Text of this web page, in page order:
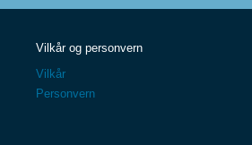
Vilkår og personvern
Vilkår
Personvern